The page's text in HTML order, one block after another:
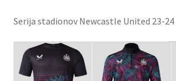
Serija stadionov Newcastle United 23-24